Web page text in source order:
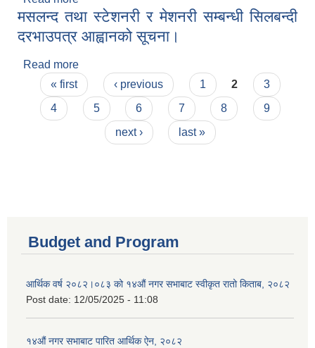
सूचना।
मसलन्द तथा स्टेशनरी र मेशनरी सम्बन्धी सिलबन्दी
दरभाउपत्र आह्वानको सूचना।
Read more
दरभाउपत्र आह्वानको सूचना।
Pages
« first ‹ previous 1 2
3
4
5 6 7 8
9
next ›
last »
Budget and Program
आर्थिक वर्ष २०८२।०८३ को १४औं नगर सभाबाट स्वीकृत रातो किताब, २०८२
Post date: 12/05/2025 - 11:08
१४औं नगर सभाबाट पारित आर्थिक ऐन, २०८२